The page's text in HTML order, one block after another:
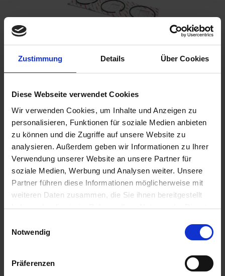
Zustimmung Details Über Cookies
Diese Webseite verwendet Cookies
Wir verwenden Cookies, um Inhalte und Anzeigen zu
personalisieren, Funktionen für soziale Medien anbieten
zu können und die Zugriffe auf unsere Website zu
analysieren. Außerdem geben wir Informationen zu Ihrer
Verwendung unserer Website an unsere Partner für
soziale Medien, Werbung und Analysen weiter. Unsere
Partner führen diese Informationen möglicherweise mit
weiteren Daten zusammen, die Sie ihnen bereitgestellt
haben oder die sie im Rahmen Ihrer Nutzung der Dienste
Cookies, wenn Sie unsere Webseite weiterhin nutzen.
Notwendig
Präferenzen
Prices incl. VAT,plus shipping costs
Ready to ship today, Delivery time appr. 2-4 workdays within
Add to shopping cart
Remember Comment
part no.: 11661806
Description
Spare part for BMW 2-valve models with Krauser 4-valve
technology. Information on product safety
Evaluations